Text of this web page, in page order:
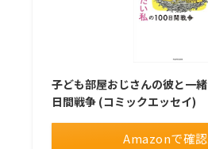
子ども部屋おじさんの彼と一
日間戦争 (コミックエッセイ)
Amazonで確